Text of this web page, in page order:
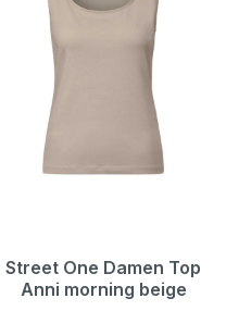
Street One Damen Top
Anni morning beige